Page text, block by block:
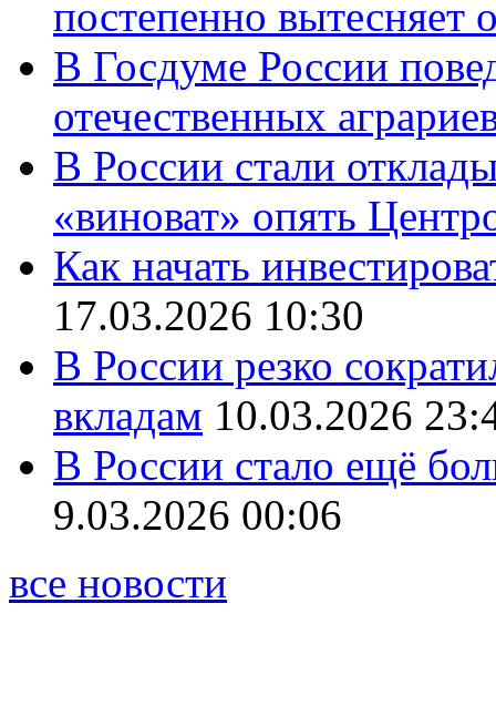
постепенно вытесняет
В Госдуме России
отечественных
В России стали
«виноват» опять
Как начать
17.03.2026 10:30
В России резко
вкладам 10.03.2026
В России стало ещё
9.03.2026 00:06
все новости